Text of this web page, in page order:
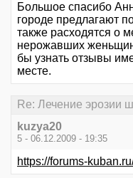
Большое спасибо
городе предлагают
также расходятся о
нерожавших
бы узнать отзывы
месте.
Re: Лечение эрозии
kuzya20
5 - 06.12.2009 - 19:35
https://forums-